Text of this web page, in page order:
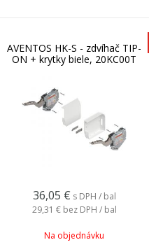
AVENTOS HK-S - zdvíhač TIP-
ON + krytky biele, 20KC00T
36,05 € s DPH / bal
29,31 € bez DPH / bal
Na objednávku